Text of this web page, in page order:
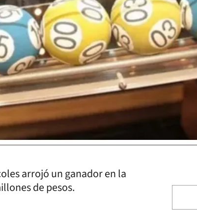
arrojó un ganador en la
de pesos.